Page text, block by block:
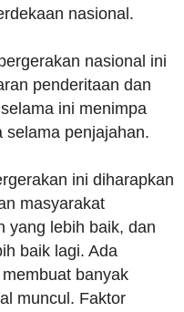
nasional.
nasional ini
penderitaan dan
ini menimpa
selama penjajahan.
ini diharapkan
masyarakat
yang lebih baik, dan
baik lagi. Ada
banyak
muncul. Faktor